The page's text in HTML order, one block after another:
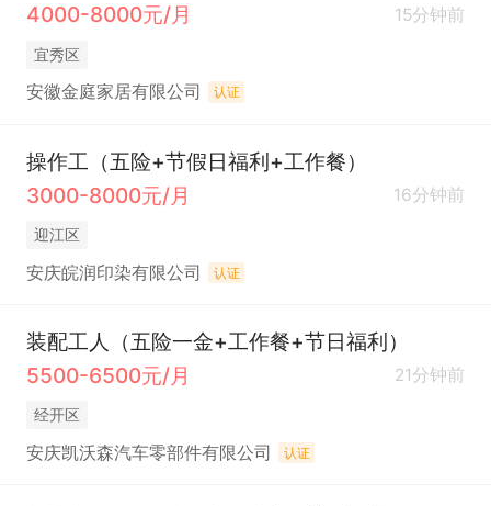
4000-8000元/月
15分钟前
宜秀区
安徽金庭家居有限公司 认证
操作工（五险+节假日福利+工作餐）
3000-8000元/月
16分钟前
迎江区
安庆皖润印染有限公司 认证
装配工人（五险一金+工作餐+节日福利）
5500-6500元/月
21分钟前
经开区
安庆凯沃森汽车零部件有限公司 认证